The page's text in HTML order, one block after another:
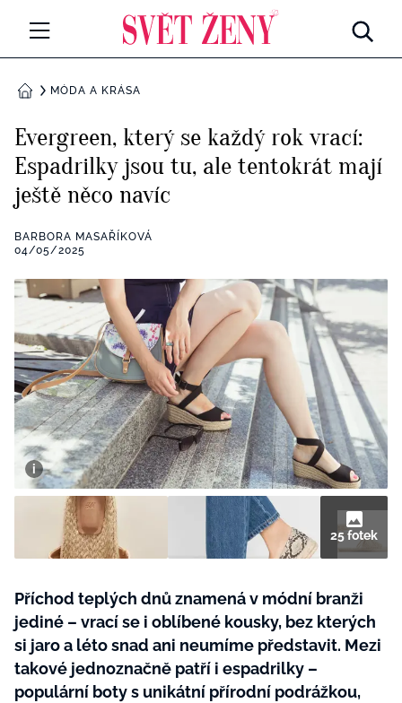
Všechny kategorie
Rozhovory
RETROHUBKY
Všechny kategorie
Seberozvoj
Všechny kategorie
Životní styl
ZÁBAVA
Všechny kategorie
Testy a kvízy
BYDLENÍ
Všechny kategorie
Tvoření
Rady a tipy
BurdaMedia
Extra
SVĚT ŽENY - 599 KČ
ROČNÍ PŘEDPLATNÉ SVĚT ŽENY +
SADA PRODUKTŮ MANA (10 ks)
DOMŮMÓDA A KRÁSA
Evergreen, který se každý rok vrací:
Espadrilky jsou tu, ale tentokrát mají
ještě něco navíc
BARBORA MASAŘÍKOVÁ
04/05/2025
25 fotek
Příchod teplých dnů znamená v módní branži
jediné – vrací se i oblíbené kousky, bez kterých
si jaro a léto snad ani neumíme představit. Mezi
takové jednoznačně patří i espadrilky –
populární boty s unikátní přírodní podrážkou,